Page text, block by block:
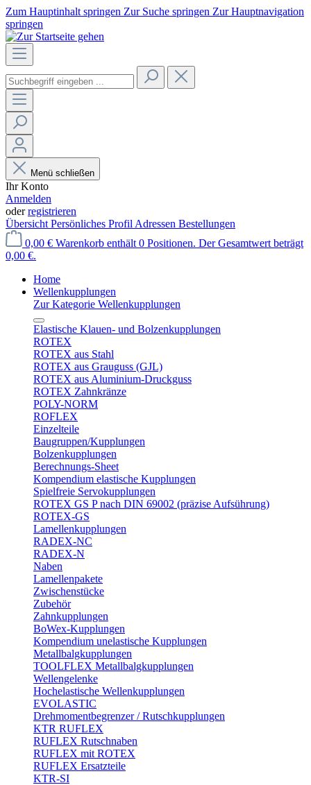
Zum Hauptinhalt springen Zur Suche springen Zur Hauptnavigation
springen
Menü schließen
Ihr Konto
Anmelden
oderregistrieren
Übersicht Persönliches Profil Adressen Bestellungen
0,00 € Warenkorb enthält 0 Positionen. Der Gesamtwert beträgt
0,00 €.
Home
Wellenkupplungen
Zur Kategorie Wellenkupplungen
Elastische Klauen- und Bolzenkupplungen
ROTEX
ROTEX aus Stahl
ROTEX aus Grauguss (GJL)
ROTEX aus Aluminium-Druckguss
ROTEX Zahnkränze
POLY-NORM
ROFLEX
Einzelteile
Baugruppen/Kupplungen
Bolzenkupplungen
Berechnungs-Sheet
Kompendium elastische Kupplungen
Spielfreie Servokupplungen
ROTEX GS P nach DIN 69002 (präzise Aufsührung)
ROTEX-GS
Lamellenkupplungen
RADEX-NC
RADEX-N
Naben
Lamellenpakete
Zwischenstücke
Zubehör
Zahnkupplungen
BoWex-Kupplungen
Kompendium unelastische Kupplungen
Metallbalgkupplungen
TOOLFLEX Metallbalgkupplungen
Wellengelenke
Hochelastische Wellenkupplungen
EVOLASTIC
Drehmomentbegrenzer / Rutschkupplungen
KTR RUFLEX
RUFLEX Rutschnaben
RUFLEX mit ROTEX
RUFLEX Ersatzteile
KTR-SI